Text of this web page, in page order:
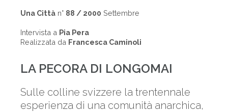
Una Città n° 88 / 2000 Settembre
Intervista a Pia Pera
Realizzata da Francesca Caminoli
LA PECORA DI LONGOMAI
Sulle colline svizzere la trentennale
esperienza di una comunità anarchica,